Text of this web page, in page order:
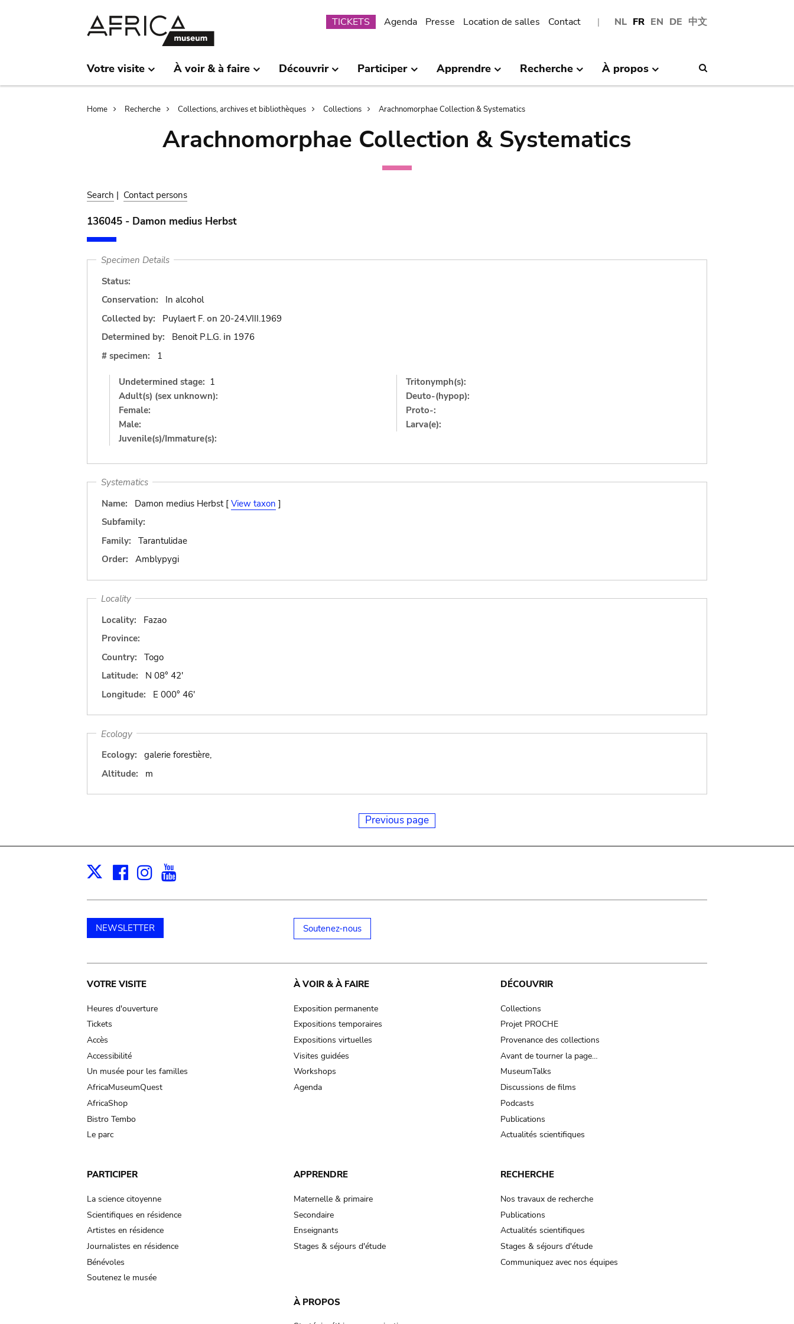
NL FR EN DE 中文
Submenu
TICKETS Agenda Presse Location de salles Contact
Votre visite À voir & à faire Découvrir Participer Apprendre Recherche À propos
Breadcrumb
Home Recherche Collections, archives et bibliothèques Collections Arachnomorphae Collection & Systematics
Arachnomorphae Collection & Systematics
Search | Contact persons
136045 - Damon medius Herbst
Specimen Details
Status:
Conservation:
In alcohol
Collected by:
Puylaert F. on 20-24.VIII.1969
Determined by:
Benoit P.L.G. in 1976
# specimen:
1
Undetermined stage: 1
Adult(s) (sex unknown):
Female:
Male:
Juvenile(s)/Immature(s):
Tritonymph(s):
Deuto-(hypop):
Proto-:
Larva(e):
Systematics
Name:
Damon medius Herbst [ View taxon ]
Subfamily:
Family:
Tarantulidae
Order:
Amblypygi
Locality
Locality:
Fazao
Province:
Country:
Togo
Latitude:
N 08° 42'
Longitude:
E 000° 46'
Ecology
Ecology:
galerie forestière,
Altitude:
m
Previous page
X Facebook
Instagram
NEWSLETTER Soutenez-nous
Main
navigation
VOTRE VISITE
Heures d'ouverture
Tickets
Accès
Accessibilité
Un musée pour les familles
AfricaMuseumQuest
AfricaShop
Bistro Tembo
Le parc
À VOIR & À FAIRE
Exposition permanente
Expositions temporaires
Expositions virtuelles
Visites guidées
Workshops
Agenda
DÉCOUVRIR
Collections
Projet PROCHE
Provenance des collections
Avant de tourner la page…
MuseumTalks
Discussions de films
Podcasts
Publications
Actualités scientifiques
PARTICIPER
La science citoyenne
Scientifiques en résidence
Artistes en résidence
Journalistes en résidence
Bénévoles
Soutenez le musée
APPRENDRE
Maternelle & primaire
Secondaire
Enseignants
Stages & séjours d'étude
RECHERCHE
Nos travaux de recherche
Publications
Actualités scientifiques
Stages & séjours d'étude
Communiquez avec nos équipes
À PROPOS